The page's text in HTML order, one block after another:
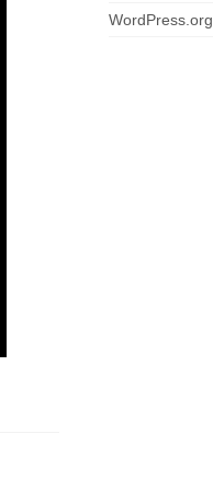
WordPress.org